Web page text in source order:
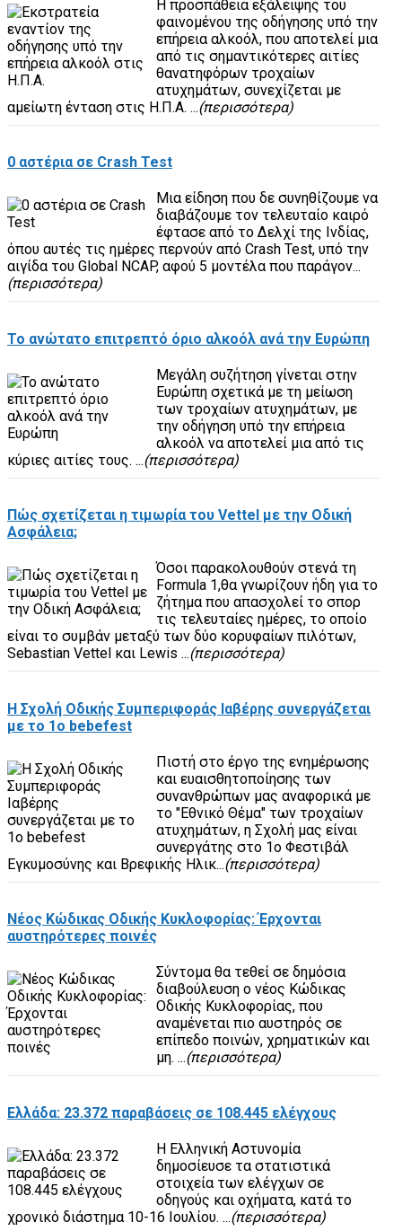
Η προσπάθεια εξάλειψης του
φαινομένου της οδήγησης υπό την
επήρεια αλκοόλ, που αποτελεί μια
από τις σημαντικότερες αιτίες
θανατηφόρων τροχαίων
ατυχημάτων, συνεχίζεται με
αμείωτη ένταση στις Η.Π.Α. ...(περισσότερα)
0 αστέρια σε Crash Test
Μια είδηση που δε συνηθίζουμε να
διαβάζουμε τον τελευταίο καιρό
έφτασε από το Δελχί της Ινδίας,
όπου αυτές τις ημέρες περνούν από Crash Test, υπό την
αιγίδα του Global NCAP, αφού 5 μοντέλα που παράγον...
(περισσότερα)
Το ανώτατο επιτρεπτό όριο αλκοόλ ανά την Ευρώπη
Μεγάλη συζήτηση γίνεται στην
Ευρώπη σχετικά με τη μείωση
των τροχαίων ατυχημάτων, με
την οδήγηση υπό την επήρεια
αλκοόλ να αποτελεί μια από τις
κύριες αιτίες τους. ...(περισσότερα)
Πώς σχετίζεται η τιμωρία του Vettel με την Οδική
Ασφάλεια;
Όσοι παρακολουθούν στενά τη
Formula 1,θα γνωρίζουν ήδη για το
ζήτημα που απασχολεί το σπορ
τις τελευταίες ημέρες, το οποίο
είναι το συμβάν μεταξύ των δύο κορυφαίων πιλότων,
Sebastian Vettel και Lewis ...(περισσότερα)
Η Σχολή Οδικής Συμπεριφοράς Ιαβέρης συνεργάζεται
με το 1o bebefest
Πιστή στο έργο της ενημέρωσης
και ευαισθητοποίησης των
συνανθρώπων μας αναφορικά με
το "Εθνικό Θέμα" των τροχαίων
ατυχημάτων, η Σχολή μας είναι
συνεργάτης στο 1ο Φεστιβάλ
Εγκυμοσύνης και Βρεφικής Ηλικ...(περισσότερα)
Νέος Κώδικας Οδικής Κυκλοφορίας: Έρχονται
αυστηρότερες ποινές
Σύντομα θα τεθεί σε δημόσια
διαβούλευση ο νέος Κώδικας
Οδικής Κυκλοφορίας, που
αναμένεται πιο αυστηρός σε
επίπεδο ποινών, χρηματικών και
μη. ...(περισσότερα)
Ελλάδα: 23.372 παραβάσεις σε 108.445 ελέγχους
Η Ελληνική Αστυνομία
δημοσίευσε τα στατιστικά
στοιχεία των ελέγχων σε
οδηγούς και οχήματα, κατά το
χρονικό διάστημα 10-16 Ιουλίου. ...(περισσότερα)